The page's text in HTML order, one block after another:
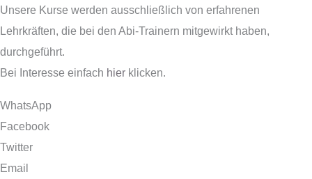
Unsere Kurse werden ausschließlich von erfahrenen
Lehrkräften, die bei den Abi-Trainern mitgewirkt haben,
durchgeführt.
Bei Interesse einfach hier klicken.
WhatsApp
Facebook
Twitter
Email